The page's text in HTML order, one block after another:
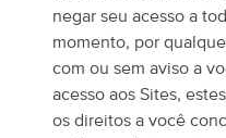
negar seu acesso a
momento, por
com ou sem aviso a
acesso aos Sites,
os direitos a você